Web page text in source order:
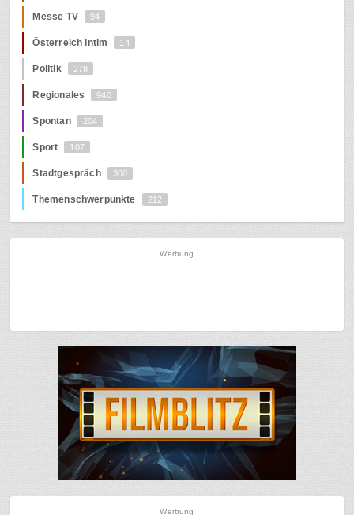
Messe TV 94
Österreich Intim 14
Politik 278
Regionales 940
Spontan 204
Sport 107
Stadtgespräch 300
Themenschwerpunkte 212
Werbung
Werbung